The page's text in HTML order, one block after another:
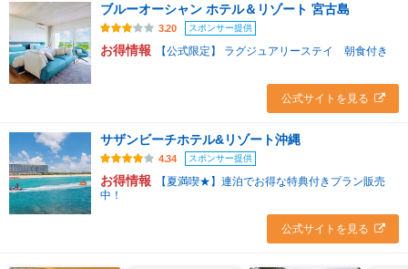
ブルーオーシャン ホテル＆リゾート 宮古島
3.20 スポンサー提供
お得情報 【公式限定】 ラグジュアリーステイ 朝食付き
公式サイトを見る
サザンビーチホテル&リゾート沖縄
4.34 スポンサー提供
お得情報
【夏満喫★】連泊でお得な特典付きプラン販売
中！
公式サイトを見る